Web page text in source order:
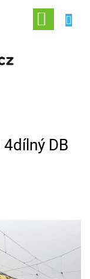
NÁKUPNÍ
KOŠÍK
DB